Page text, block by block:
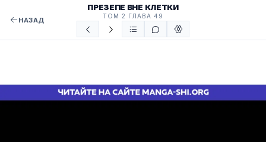
НАЗАД
ПРЕЗЕПЕ ВНЕ КЛЕТКИ
ТОМ 2 ГЛАВА 49